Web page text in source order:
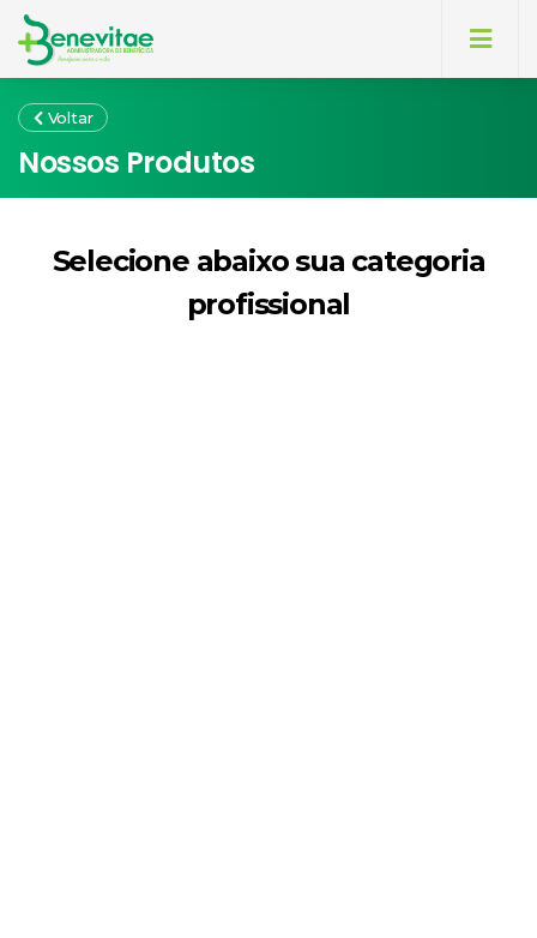
Voltar
Nossos Produtos
Selecione abaixo sua categoria
profissional